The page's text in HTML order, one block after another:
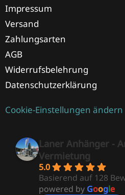
Impressum
Versand
Zahlungsarten
AGB
Widerrufsbelehrung
Datenschutzerklärung
Cookie-Einstellungen ändern
Laner Anhänger -
Vermietung
5.0
Basierend auf 128
powered by Google